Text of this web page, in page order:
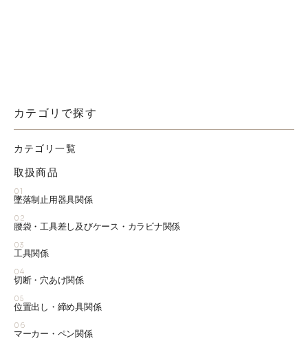
カテゴリで探す
カテゴリ一覧
取扱商品
01
墜落制止用器具関係
02
腰袋・工具差し及びケース・カラビナ関係
03
工具関係
04
切断・穴あけ関係
05
位置出し・締め具関係
06
マーカー・ペン関係